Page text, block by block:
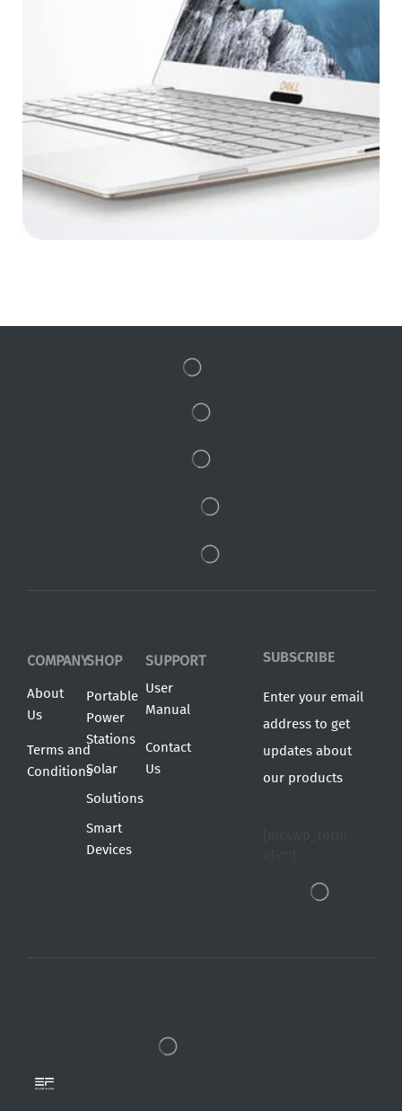
COMPANY
About
Us
Terms and
Conditions
SHOP
Portable
Power
Stations
Solar
Solutions
Smart
Devices
SUPPORT
User
Manual
Contact
Us
SUBSCRIBE
Enter your email
address to get
updates about
our products